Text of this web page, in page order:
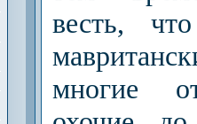
весть,
многие